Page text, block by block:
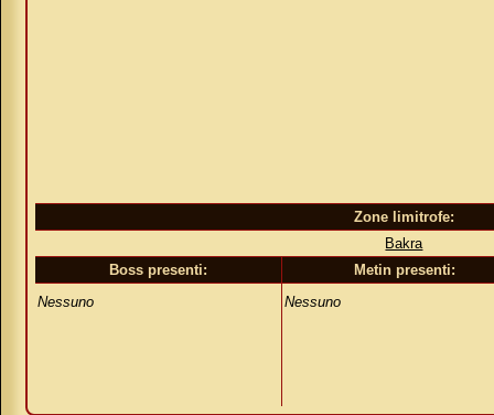
Zone limitrofe:
Bakra
Boss presenti:
Metin presenti:
Nessuno
Nessuno